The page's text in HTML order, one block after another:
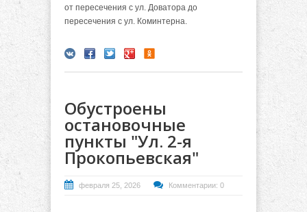
от пересечения с ул. Доватора до
пересечения с ул. Коминтерна.
Обустроены
остановочные
пункты "Ул. 2-я
Прокопьевская"
февраля 25, 2026 Комментарии: 0